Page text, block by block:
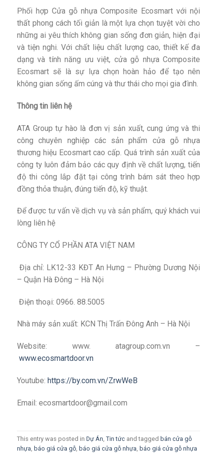
Phối hợp Cửa gỗ nhựa Composite Ecosmart với nội
thất phong cách tối giản là một lựa chọn tuyệt vời cho
những ai yêu thích không gian sống đơn giản, hiện đại
và tiện nghi. Với chất liệu chất lượng cao, thiết kế đa
dạng và tính năng ưu việt, cửa gỗ nhựa Composite
Ecosmart sẽ là sự lựa chọn hoàn hảo để tạo nên
không gian sống ấm cúng và thư thái cho mọi gia đình.
Thông tin liên hệ
ATA Group tự hào là đơn vị sản xuất, cung ứng và thi
công chuyên nghiệp các sản phẩm cửa gỗ nhựa
thương hiệu Ecosmart cao cấp. Quá trình sản xuất của
công ty luôn đảm bảo các quy định về chất lượng, tiến
độ thi công lắp đặt tại công trình bám sát theo hợp
đồng thỏa thuận, đúng tiến độ, kỹ thuật.
Để được tư vấn về dịch vụ và sản phẩm, quý khách vui
lòng liên hệ
CÔNG TY CỔ PHẦN ATA VIỆT NAM
Địa chỉ: LK12-33 KĐT An Hưng – Phường Dương Nội
– Quận Hà Đông – Hà Nội
Điện thoại: 0966. 88.5005
Nhà máy sản xuất: KCN Thị Trấn Đông Anh – Hà Nội
Website: www. atagroup.com.vn –
www.ecosmartdoor.vn
Youtube: https://by.com.vn/ZrwWeB
Email: ecosmartdoor@gmail.com
This entry was posted in Dự Án, Tin tức and tagged bán cửa gỗ
nhựa, báo giá cửa gỗ, báo giá cửa gỗ nhựa, báo giá cửa gỗ nhựa